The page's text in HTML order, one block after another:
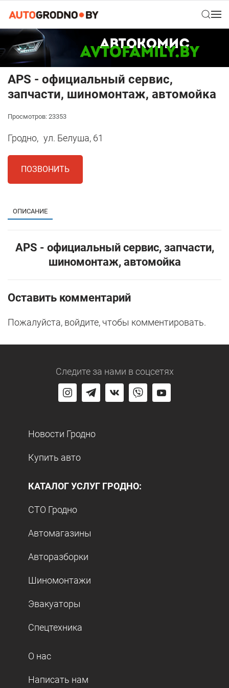
АPS - официальный сервис,
запчасти, шиномонтаж, автомойка
Просмотров: 23353
Гродно, ул. Белуша, 61
ПОЗВОНИТЬ
ОПИСАНИЕ
АPS - официальный сервис, запчасти,
шиномонтаж, автомойка
Оставить комментарий
Пожалуйста, войдите, чтобы комментировать.
Следите за нами в соцсетях
Новости Гродно
Купить авто
КАТАЛОГ УСЛУГ ГРОДНО:
СТО Гродно
Автомагазины
Авторазборки
Шиномонтажи
Эвакуаторы
Спецтехника
О нас
Написать нам